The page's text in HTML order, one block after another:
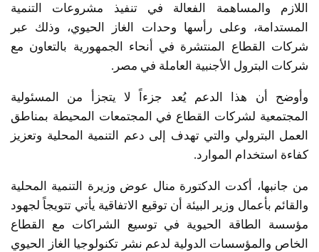
اللازم والمساهمة الفعالة في تنفيذ مشروعات التنمية
المستدامة، وعلى رأسها وحدات الغاز الحيوي، وذلك عبر
شركات القطاع المنتشرة في أنحاء الجمهورية بالتعاون مع
شركات البترول الأجنبية العاملة في مصر.
وأوضح أن هذا الدعم يُعد جزءاً لا يتجزأ من المسئولية
المجتمعية لشركات القطاع في المجتمعات المحيطة بمناطق
العمل البترولي والتي تهدف إلى دعم التنمية المحلية وتعزيز
كفاءة استخدام الموارد.
من جانبها، أكدت الدكتورة منال عوض وزيرة التنمية المحلية
والقائم بأعمال وزير البيئة أن توقيع الاتفاقية يأتي تتويجاً لجهود
مؤسسة الطاقة الحيوية في توسيع الشراكات مع القطاع
الخاص والمؤسسات الدولية لدعم نشر تكنولوجيا الغاز الحيوي